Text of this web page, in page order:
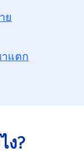
ย
าแตก
ง?